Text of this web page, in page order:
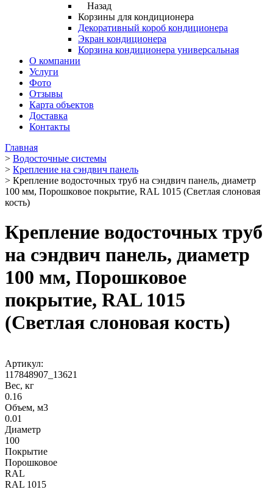
Назад
Корзины для кондиционера
Декоративный короб кондиционера
Экран кондиционера
Корзина кондиционера универсальная
О компании
Услуги
Фото
Отзывы
Карта объектов
Доставка
Контакты
Главная
> Водосточные системы
> Крепление на сэндвич панель
> Крепление водосточных труб на сэндвич панель, диаметр
100 мм, Порошковое покрытие, RAL 1015 (Светлая слоновая
кость)
Крепление водосточных труб
на сэндвич панель, диаметр
100 мм, Порошковое
покрытие, RAL 1015
(Светлая слоновая кость)
Артикул:
117848907_13621
Вес, кг
0.16
Объем, м3
0.01
Диаметр
100
Покрытие
Порошковое
RAL
RAL 1015